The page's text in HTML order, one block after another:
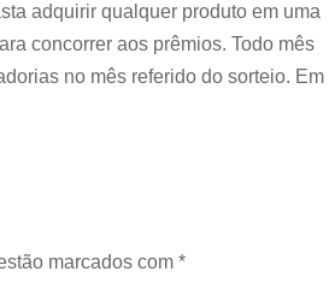
adquirir qualquer produto em uma
concorrer aos prêmios. Todo mês
no mês referido do sorteio. Em
marcados com *